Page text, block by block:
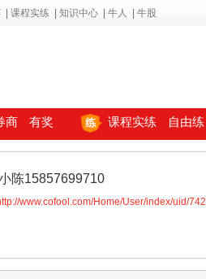
课程实练 知识中心 牛人 牛股
商 有奖 课程实练 自由练
陈15857699710
www.cofool.com/Home/User/index/uid/